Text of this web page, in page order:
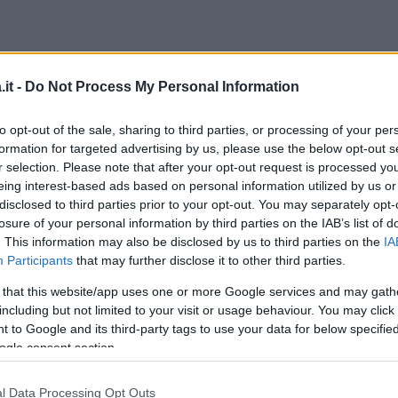
- Do Not Process My Personal Information
opt-out of the sale, sharing to third parties, or processing of your
for targeted advertising by us, please use the below opt-out
selection. Please note that after your opt-out request is processed
interest-based ads based on personal information utilized by us
to third parties prior to your opt-out. You may separately
of your personal information by third parties on the IAB’s list of
This information may also be disclosed by us to third parties on the
Participants that may further disclose it to other third parties.
that this website/app uses one or more Google services and may
but not limited to your visit or usage behaviour. You may
to Google and its third-party tags to use your data for below
consent section.
Data Processing Opt Outs
singolo di Annalisa: Mon Amour.
poi siamo finiti nel vortice, ilnuovo album
(Sv), in arrivo il 29 settembre 2023,
ragazza sola, si avvicina sempre di più la
per quest’anno, previsto per sabato 4
appuntamento live, Annalisa: il Forum , è
assaggio di quello che sarà il
Palasport, che prenderà il via ad aprile
Firenze (6 aprile),